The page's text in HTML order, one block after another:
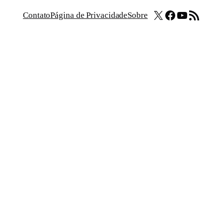
ContatoPágina de PrivacidadeSobre X Facebook
Youtube
Feed RSS